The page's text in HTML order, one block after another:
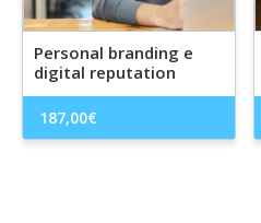
Personal branding e
digital reputation
187,00€